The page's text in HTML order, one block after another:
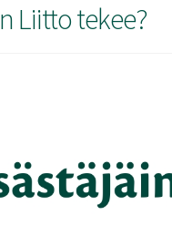
Liitto tekee?